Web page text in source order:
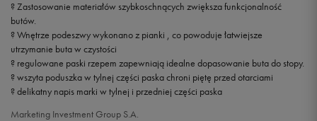
Powiadom o dostępności
50 33 cm
? Zastosowanie materiałów szybkoschnących zwiększa funkcjonalność
butów.
? Wnętrze podeszwy wykonano z pianki , co powoduje łatwiejsze
utrzymanie buta w czystości
? regulowane paski rzepem zapewniają idealne dopasowanie buta do stopy.
? wszyta poduszka w tylnej części paska chroni piętę przed otarciami
? delikatny napis marki w tylnej i przedniej części paska
Marketing Investment Group S.A.